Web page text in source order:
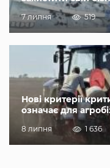
7 липня 519
Нові критерії
означає для
8 липня 1 636